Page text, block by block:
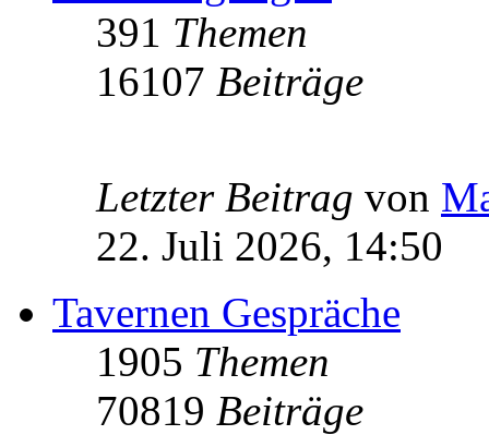
391 Themen
16107 Beiträge
Letzter Beitrag von
22. Juli 2026, 14:50
Tavernen Gespräche
1905 Themen
70819 Beiträge